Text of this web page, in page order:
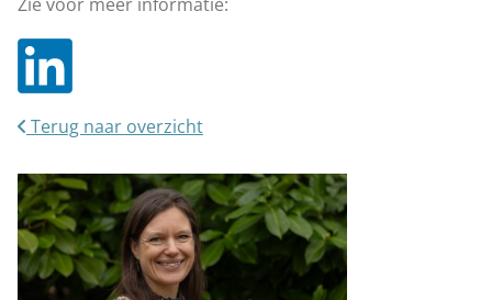
Terug naar overzicht